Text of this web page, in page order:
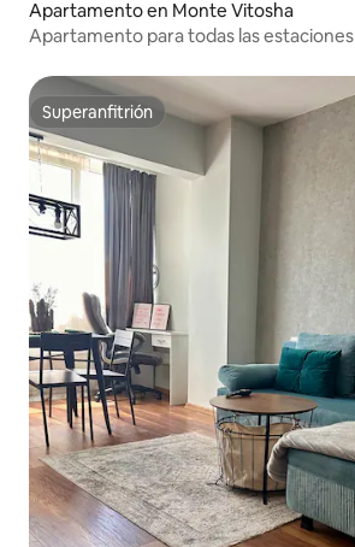
Apartamento en Monte Vitosha
Apartamento para todas las estaciones
Superanfitrión
Superanfitrión